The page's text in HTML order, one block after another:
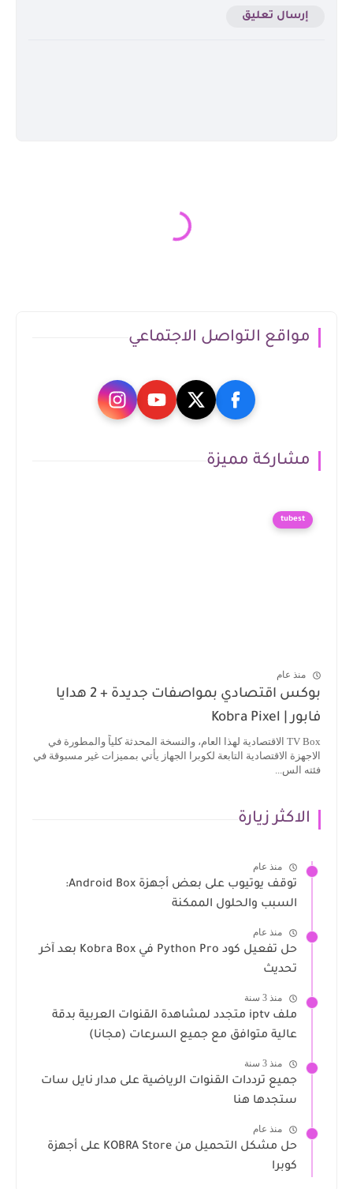
إرسال تعليق
مواقع التواصل الاجتماعي
مشاركة مميزة
tubest
منذ عام
بوكس اقتصادي بمواصفات جديدة + 2 هدايا
فابور | Kobra Pixel
TV Box الاقتصادية لهذا العام، والنسخة المحدثة كلياً والمطورة في
الاجهزة الاقتصادية التابعة لكوبرا الجهاز يأتي بمميزات غير مسبوقة في
فئته الس...
الاكثر زيارة
منذ عام
توقف يوتيوب على بعض أجهزة Android Box:
السبب والحلول الممكنة
منذ عام
حل تفعيل كود Python Pro في Kobra Box بعد آخر
تحديث
منذ 3 سنة
ملف iptv متجدد لمشاهدة القنوات العربية بدقة
عالية متوافق مع جميع السرعات (مجانا)
منذ 3 سنة
جميع ترددات القنوات الرياضية على مدار نايل سات
ستجدها هنا
منذ عام
حل مشكل التحميل من KOBRA Store على أجهزة
كوبرا